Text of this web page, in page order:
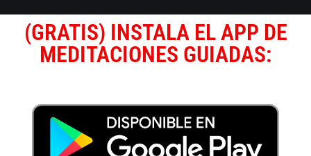
(GRATIS) INSTALA EL APP DE
MEDITACIONES GUIADAS: